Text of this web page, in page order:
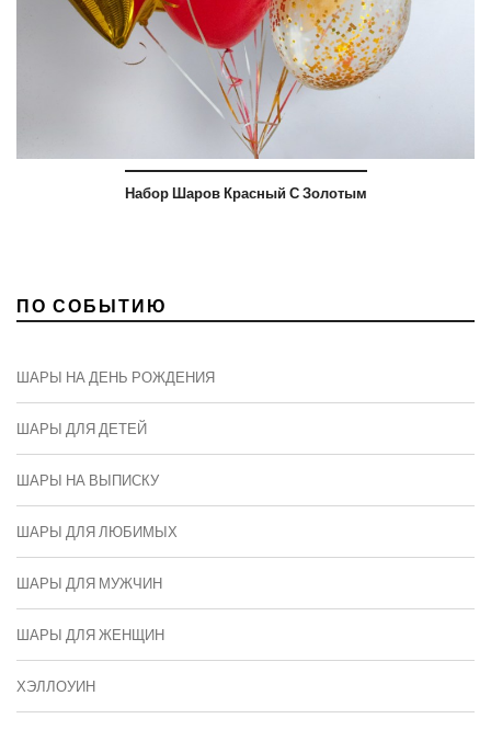
Набор Шаров Красный С Золотым
ПО СОБЫТИЮ
ШАРЫ НА ДЕНЬ РОЖДЕНИЯ
ШАРЫ ДЛЯ ДЕТЕЙ
ШАРЫ НА ВЫПИСКУ
ШАРЫ ДЛЯ ЛЮБИМЫХ
ШАРЫ ДЛЯ МУЖЧИН
ШАРЫ ДЛЯ ЖЕНЩИН
ХЭЛЛОУИН